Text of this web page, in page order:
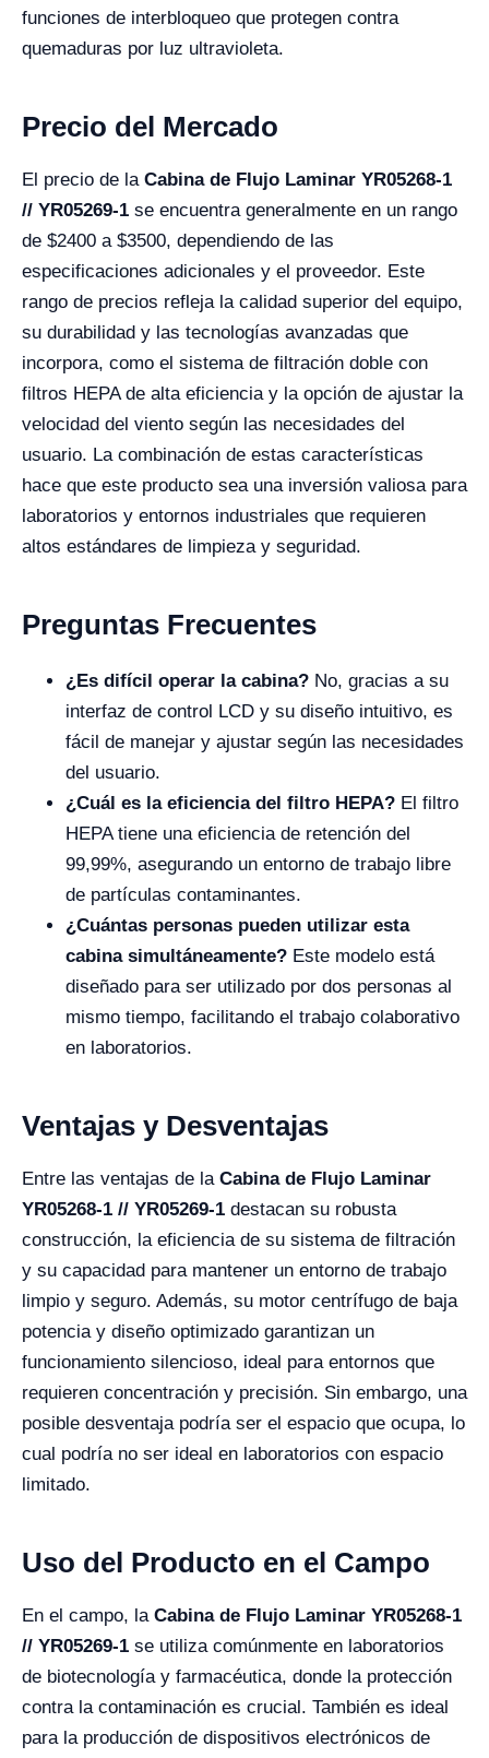
funciones de interbloqueo que protegen contra
quemaduras por luz ultravioleta.
Precio del Mercado
El precio de la Cabina de Flujo Laminar YR05268-1
// YR05269-1 se encuentra generalmente en un rango
de $2400 a $3500, dependiendo de las
especificaciones adicionales y el proveedor. Este
rango de precios refleja la calidad superior del equipo,
su durabilidad y las tecnologías avanzadas que
incorpora, como el sistema de filtración doble con
filtros HEPA de alta eficiencia y la opción de ajustar la
velocidad del viento según las necesidades del
usuario. La combinación de estas características
hace que este producto sea una inversión valiosa para
laboratorios y entornos industriales que requieren
altos estándares de limpieza y seguridad.
Preguntas Frecuentes
¿Es difícil operar la cabina? No, gracias a su
interfaz de control LCD y su diseño intuitivo, es
fácil de manejar y ajustar según las necesidades
del usuario.
¿Cuál es la eficiencia del filtro HEPA? El filtro
HEPA tiene una eficiencia de retención del
99,99%, asegurando un entorno de trabajo libre
de partículas contaminantes.
¿Cuántas personas pueden utilizar esta
cabina simultáneamente? Este modelo está
diseñado para ser utilizado por dos personas al
mismo tiempo, facilitando el trabajo colaborativo
en laboratorios.
Ventajas y Desventajas
Entre las ventajas de la Cabina de Flujo Laminar
YR05268-1 // YR05269-1 destacan su robusta
construcción, la eficiencia de su sistema de filtración
y su capacidad para mantener un entorno de trabajo
limpio y seguro. Además, su motor centrífugo de baja
potencia y diseño optimizado garantizan un
funcionamiento silencioso, ideal para entornos que
requieren concentración y precisión. Sin embargo, una
posible desventaja podría ser el espacio que ocupa, lo
cual podría no ser ideal en laboratorios con espacio
limitado.
Uso del Producto en el Campo
En el campo, la Cabina de Flujo Laminar YR05268-1
// YR05269-1 se utiliza comúnmente en laboratorios
de biotecnología y farmacéutica, donde la protección
contra la contaminación es crucial. También es ideal
para la producción de dispositivos electrónicos de